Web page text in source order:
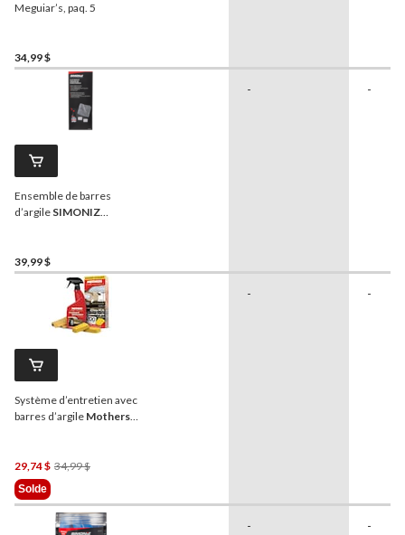
Meguiar’s, paq. 5
34,99 $
Ensemble de barres
d’argile SIMONIZ
39,99 $
- -
Système d’entretien avec
barres d’argile Mothers
29,74 $ 34,99 $Prix
34,99 $
Solde
- -
- -